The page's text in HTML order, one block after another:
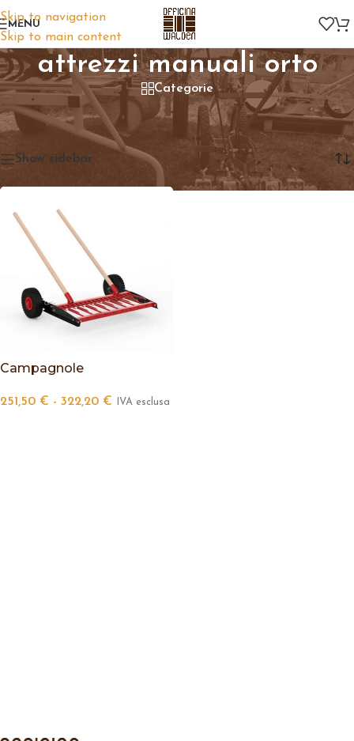
Skip to navigation
Skip to main content
MENU
attrezzi manuali orto
Categorie
Home/Prodotti taggati “attrezzi manuali orto”
Visualizzazione del risultato
Show sidebar
Campagnole
251,50 € - 322,20 € IVA esclusa